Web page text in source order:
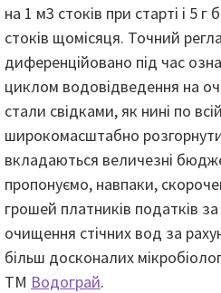
на 1 м3 стоків при старті і 5 г
стоків щомісяця. Точний
диференційовано під час
циклом водовідведення на
стали свідками, як нині по
широкомасштабно
вкладаються величезні
пропонуємо, навпаки,
грошей платників податків
очищення стічних вод за
більш досконалих
ТМ Водограй.